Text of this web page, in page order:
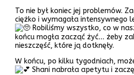
To nie był koniec jej problemów.
ciężko i wymagała intensywnego
Robiliśmy wszystko, co w
końcu mogła zacząć żyć… żeby
nieszczęść, które ją dotknęły.
W końcu, po kilku tygodniach,
Shani nabrała apetytu i